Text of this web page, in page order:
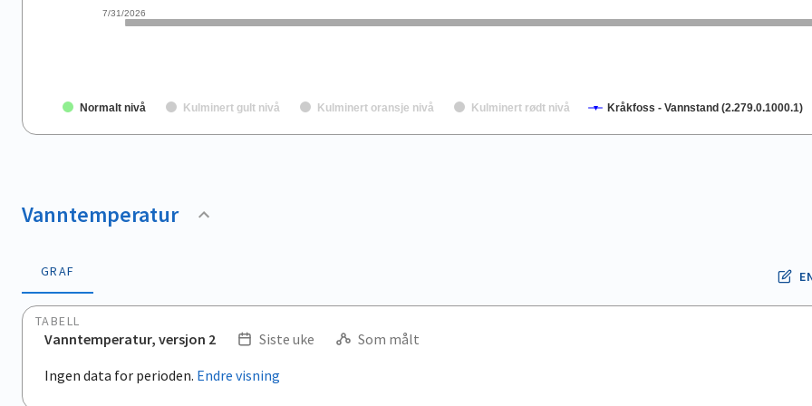
7/31/2026
Normalt nivå Kulminert gult nivå Kulminert oransje nivå Kulminert rødt nivå Kråkfoss - Vannstand (2.279.0.1000.1)
End of interactive chart.
Vanntemperatur
GRAF
TABELL
Vanntemperatur, versjon 2 Siste uke
Som målt
.Ingen data for perioden. Endre visning